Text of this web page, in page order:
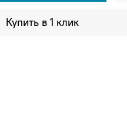
Купить в 1 клик